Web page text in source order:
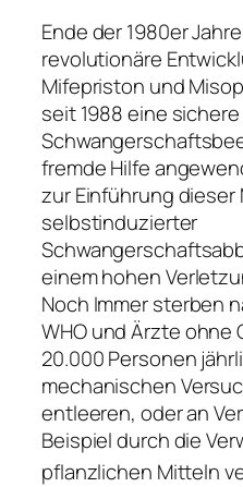
Ende der 1980er
revolutionäre
Mifepriston und
seit 1988 eine
fremde Hilfe
zur Einführung dieser
selbstinduzierter
einem hohen
Noch Immer sterben
WHO und Ärzte ohne
20.000 Personen
mechanischen
entleeren, oder an
Beispiel durch die
pflanzlichen Mitteln